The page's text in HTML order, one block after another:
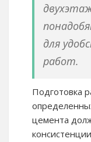
для
работ.
Подготовка
цемента